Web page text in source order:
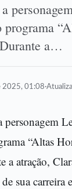
a…
2025, 01:08·
“Altas
atração,
sua